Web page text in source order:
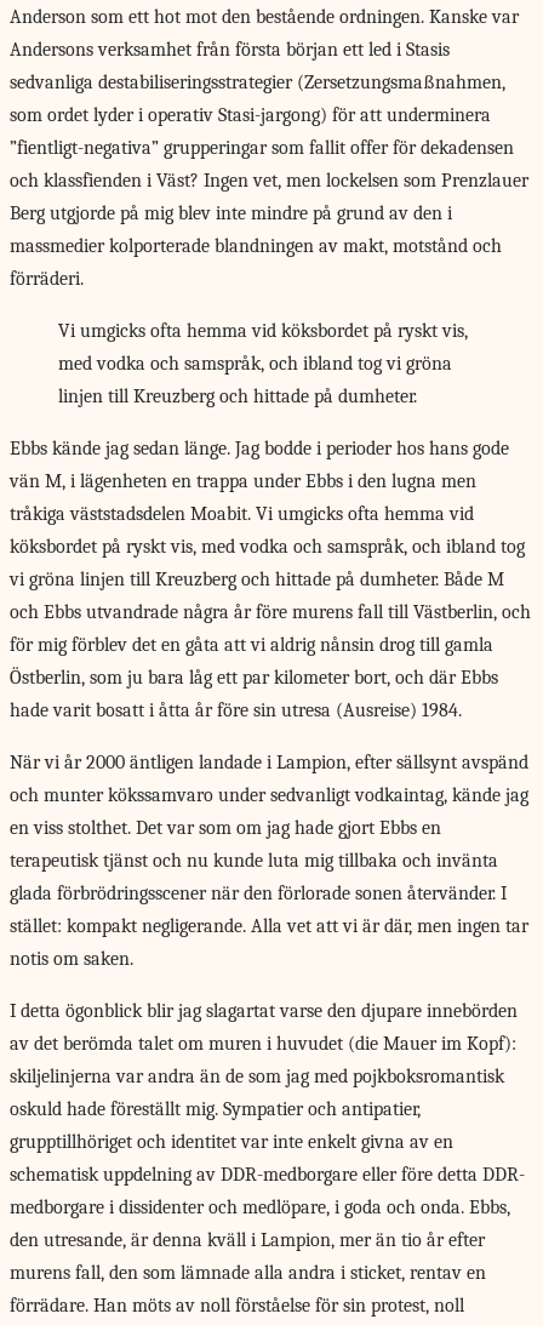
Anderson som ett hot mot den bestående ordningen. Kanske var
Andersons verksamhet från första början ett led i Stasis
sedvanliga destabiliseringsstrategier (Zersetzungsmaßnahmen,
som ordet lyder i operativ Stasi-jargong) för att underminera
”fientligt-negativa” grupperingar som fallit offer för dekadensen
och klassfienden i Väst? Ingen vet, men lockelsen som Prenzlauer
Berg utgjorde på mig blev inte mindre på grund av den i
massmedier kolporterade blandningen av makt, motstånd och
förräderi.
Vi umgicks ofta hemma vid köksbordet på ryskt vis,
med vodka och samspråk, och ibland tog vi gröna
linjen till Kreuzberg och hittade på dumheter.
Ebbs kände jag sedan länge. Jag bodde i perioder hos hans gode
vän M, i lägenheten en trappa under Ebbs i den lugna men
tråkiga väststadsdelen Moabit. Vi umgicks ofta hemma vid
köksbordet på ryskt vis, med vodka och samspråk, och ibland tog
vi gröna linjen till Kreuzberg och hittade på dumheter. Både M
och Ebbs utvandrade några år före murens fall till Västberlin, och
för mig förblev det en gåta att vi aldrig nånsin drog till gamla
Östberlin, som ju bara låg ett par kilometer bort, och där Ebbs
hade varit bosatt i åtta år före sin utresa (Ausreise) 1984.
När vi år 2000 äntligen landade i Lampion, efter sällsynt avspänd
och munter kökssamvaro under sedvanligt vodkaintag, kände jag
en viss stolthet. Det var som om jag hade gjort Ebbs en
terapeutisk tjänst och nu kunde luta mig tillbaka och invänta
glada förbrödringsscener när den förlorade sonen återvänder. I
stället: kompakt negligerande. Alla vet att vi är där, men ingen tar
notis om saken.
I detta ögonblick blir jag slag­artat varse den djupare innebörden
av det berömda talet om muren i huvudet (die Mauer im Kopf):
skiljelinjerna var andra än de som jag med pojkboksromantisk
oskuld hade föreställt mig. Sympatier och antipatier,
grupptillhöriget och identitet var inte enkelt givna av en
schematisk uppdelning av DDR-medborgare eller före detta DDR-
medborgare i dissidenter och medlöpare, i goda och onda. Ebbs,
den ut­resande, är denna kväll i Lampion, mer än tio år efter
murens fall, den som lämnade alla andra i sticket, rentav en
förrädare. Han möts av noll förståelse för sin protest, noll